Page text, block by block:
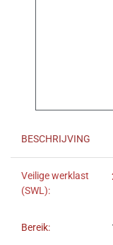
BESCHRIJVING
Veilige werklast
(SWL):
Bereik: